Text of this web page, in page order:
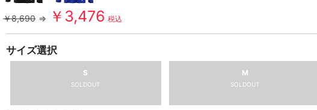
￥8,690 ⇒ ￥3,476 税込
サイズ選択
S
SOLDOUT
M
SOLDOUT